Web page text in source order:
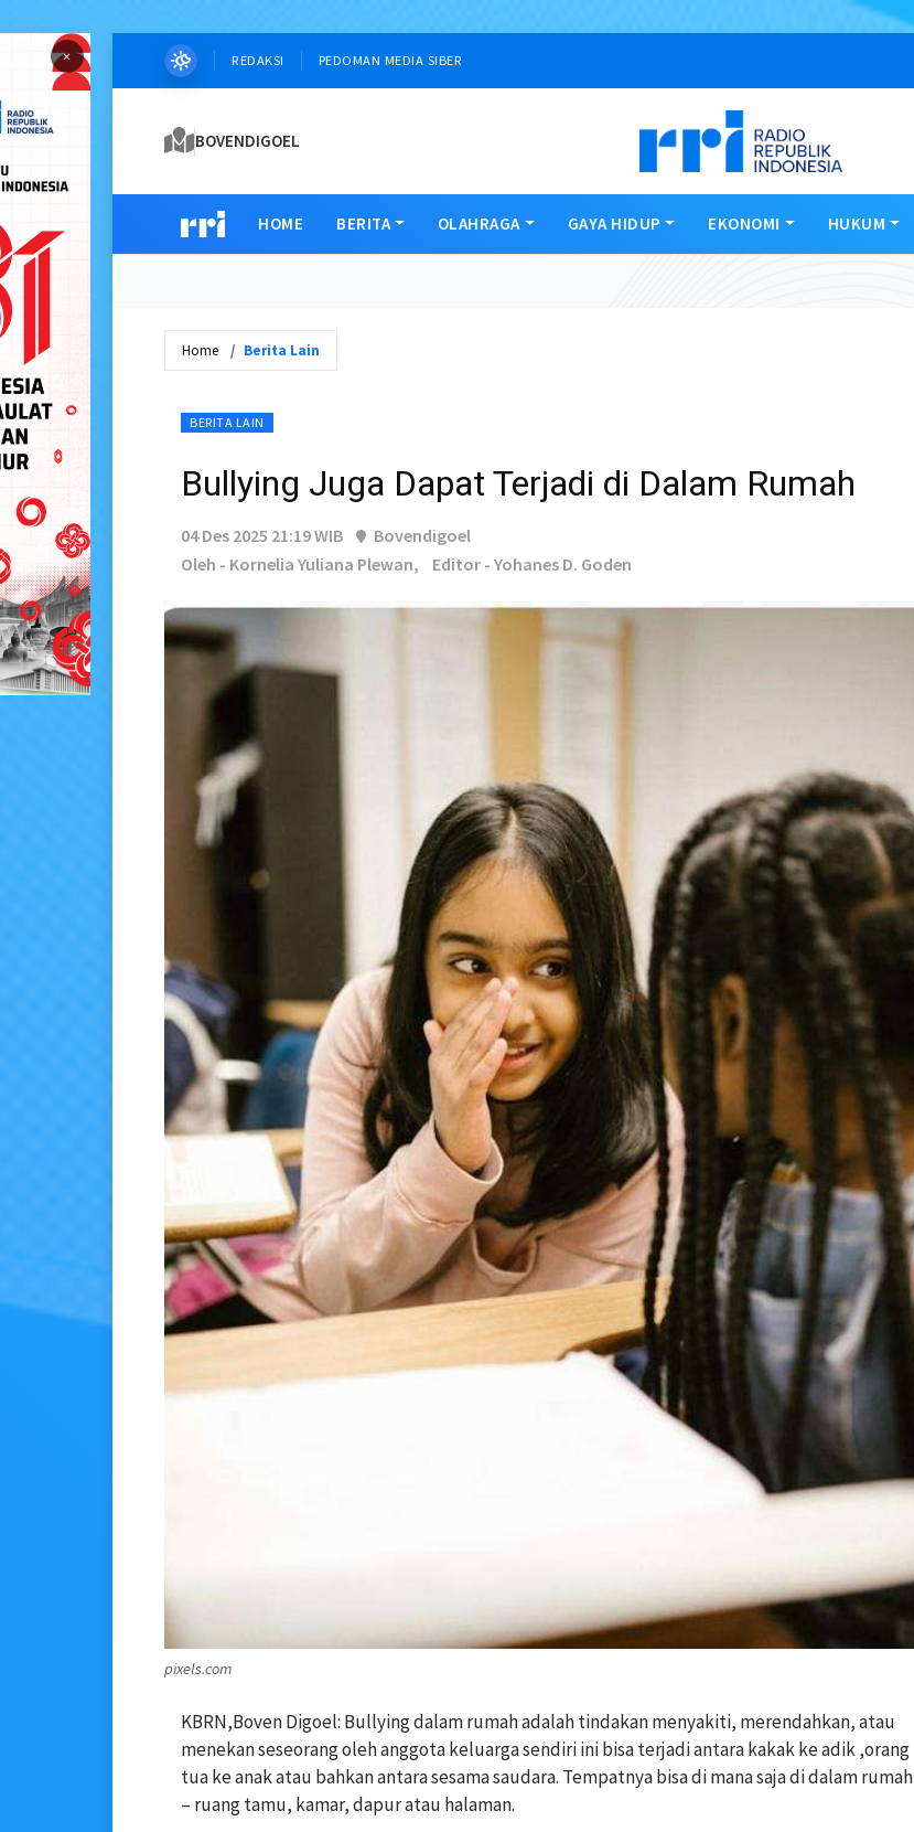
× REDAKSI PEDOMAN MEDIA SIBER
BOVENDIGOEL
HOME BERITA OLAHRAGA GAYA HIDUP EKONOMI HUKUM
Home Berita Lain
BERITA LAIN
Bullying Juga Dapat Terjadi di Dalam Rumah
04 Des 2025 21:19 WIB
Bovendigoel
Oleh - Kornelia Yuliana Plewan,
Editor - Yohanes D. Goden
pixels.com
KBRN,Boven Digoel: Bullying dalam rumah adalah tindakan menyakiti, merendahkan, atau
menekan seseorang oleh anggota keluarga sendiri ini bisa terjadi antara kakak ke adik ,orang
tua ke anak atau bahkan antara sesama saudara. Tempatnya bisa di mana saja di dalam rumah
– ruang tamu, kamar, dapur atau halaman.